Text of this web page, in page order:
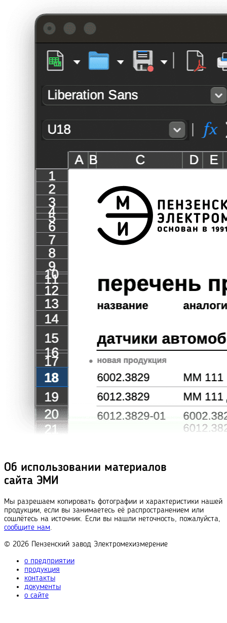
Об использовании материалов
сайта ЭМИ
Мы разрешаем копировать фотографии и характеристики нашей
продукции, если вы занимаетесь её распространением или
сошлётесь на источник. Если вы нашли неточность, пожалуйста,
сообщите нам.
© 2026 Пензенский завод Электромехизмерение
о предприятии
продукция
контакты
документы
о сайте